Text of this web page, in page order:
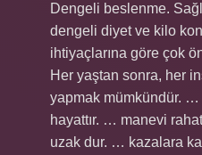
Dengeli beslenme.
dengeli diyet ve kilo
ihtiyaçlarına göre çok
Her yaştan sonra, her
yapmak mümkündür.
hayattır. … manevi
uzak dur. … kazalara